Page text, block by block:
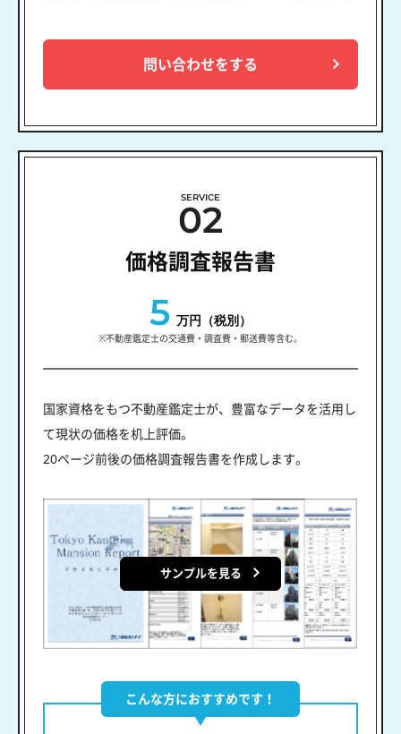
問い合わせをする
SERVICE
02
価格調査報告書
5 万円（税別）
※不動産鑑定士の交通費・調査費・郵送費等含む。
国家資格をもつ不動産鑑定士が、豊富なデータを活用し
て現状の価格を机上評価。
20ページ前後の価格調査報告書を作成します。
サンプルを見る
こんな方におすすめです！